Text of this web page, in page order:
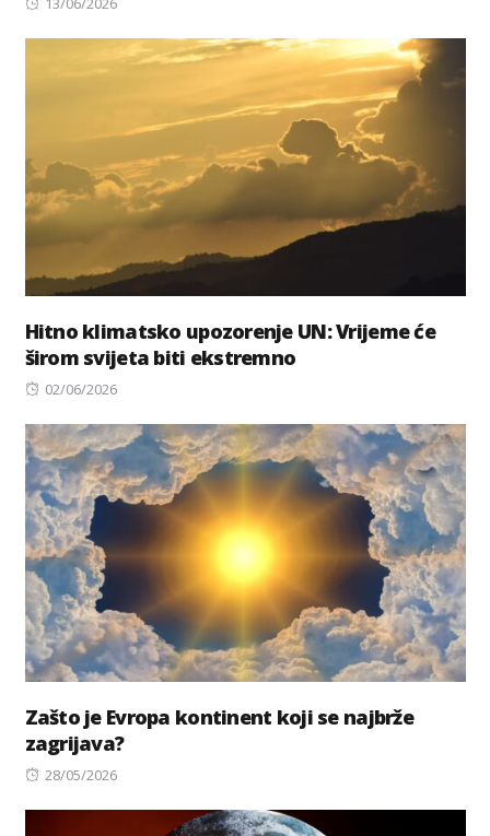
Hitno klimatsko upozorenje UN: Vrijeme će
širom svijeta biti ekstremno
Posted
02/06/2026
Zašto je Evropa kontinent koji se najbrže
zagrijava?
Posted
28/05/2026